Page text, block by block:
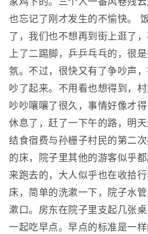
也忘记了刚才发生的不愉快。
了，我们也不想再到街上逛了
上了二踢脚，乒乒乓乓的，很
氛。不过，很快又有了争吵声
吵了起来。不用看也想得到，
吵吵嚷嚷了很久，事情好像才
休息了，赶了一下午的路，明天
结食宿费与孙栅子村民的第二
的床，院子里其他的游客似乎
来跑去的，大人似乎也在收拾
床，简单的洗漱一下，院子水
漱口。房东在院子里支起几张
一起吃早点。早点的标准是一